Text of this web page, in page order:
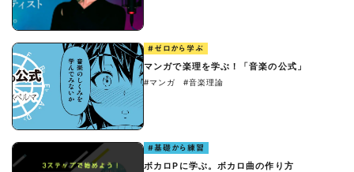
#ゼロから学ぶ
マンガで楽理を学ぶ！「音楽の公式」
#マンガ #音楽理論
#基礎から練習
ボカロPに学ぶ。ボカロ曲の作り方